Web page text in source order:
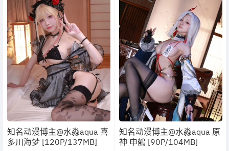
知名动漫博主@水淼aqua 喜
多川海梦 [120P/137MB]
知名动漫博主@水淼aqua 原
神 申鶴 [90P/104MB]